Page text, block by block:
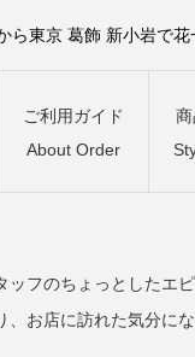
ら東京 葛飾 新小岩で花
ご利用ガイド
About Order
フのちょっとしたエ
お店に訪れた気分に